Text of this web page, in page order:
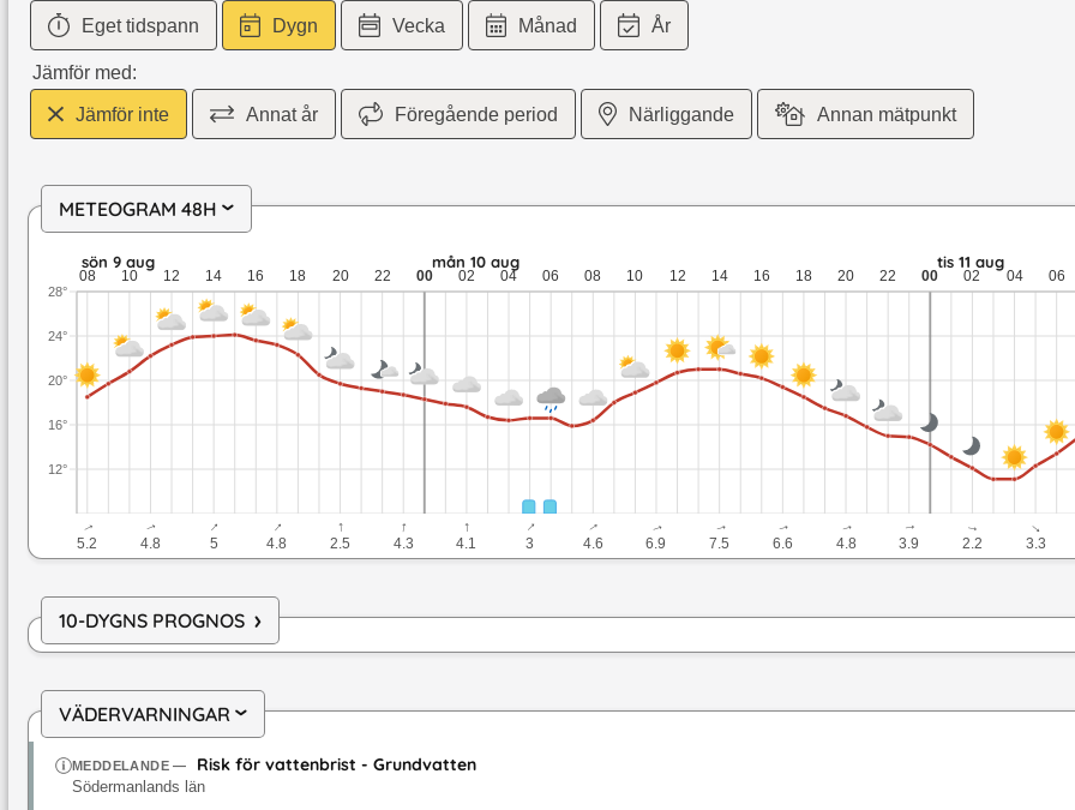
Eget tidspann Dygn Vecka Månad År
Jämför med:
Jämför inte Annat år Föregående period Närliggande Annan mätpunkt
METEOGRAM 48H›
sön 9 aug: 24,1 till 18,5 grader: ingen nederbörd: upp till 5,4 meter per sekund vind. mån 10 aug: 21 till 14,9 grader: 0,6
sön 9 aug mån 10 aug tis 11 aug
08 10 12 14 16 18 20 22 00 02 04 06 08 10 12 14 16 18 20 22 00 02 04 06
12°
16°
20°
24°
28°
↓
5.2
↓
4.8
↓
5
↓
4.8
↓
2.5
↓
4.3
↓
4.1
↓
3
↓
4.6
↓
6.9
↓
7.5
↓
6.6
↓
4.8
↓
3.9
↓
2.2
↓
3.3
10-DYGNS PROGNOS ›
VÄDERVARNINGAR›
MEDDELANDE — Risk för vattenbrist - Grundvatten
Södermanlands län